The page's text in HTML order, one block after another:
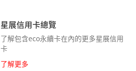
星展信用卡總覽
了解包含eco永續卡在內的更多星展信用
卡
了解更多